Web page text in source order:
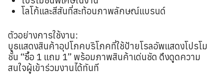
โลโก้และสีสันที่สะท้อนภาพลักษณ์แบรนด์
ตัวอย่างการใช้งาน:
บูธแสดงสินค้าอุปโภคบริโภคที่ใช้ป้ายโรลอัพแสดงโปรโม
ชั่น “ซื้อ 1 แถม 1” พร้อมภาพสินค้าเด่นชัด ดึงดูดความ
สนใจผู้เข้าร่วมงานได้ทันที